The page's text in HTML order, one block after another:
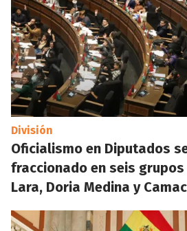
División
Oficialismo en Diputados
fraccionado en seis grupos
Lara, Doria Medina y